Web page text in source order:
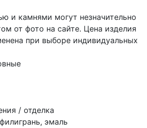
и камнями могут незначительно
от фото на сайте. Цена изделия
при выборе индивидуальных
/ отделка
эмаль